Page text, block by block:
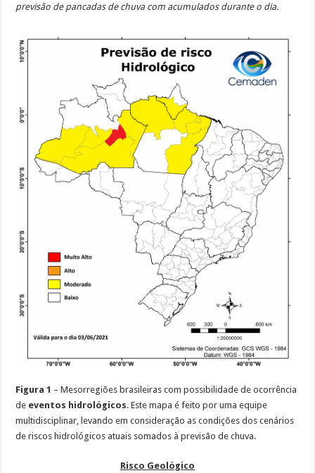
previsão de pancadas de chuva com acumulados durante o dia.
Figura 1 – Mesorregiões brasileiras com possibilidade de ocorrência
de eventos hidrológicos. Este mapa é feito por uma equipe
multidisciplinar, levando em consideração as condições dos cenários
de riscos hidrológicos atuais somados à previsão de chuva.
Risco Geológico